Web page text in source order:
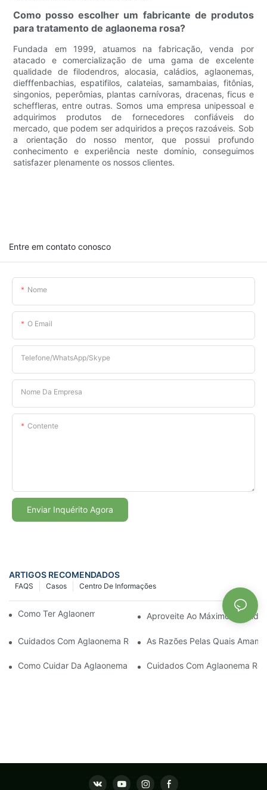
Como posso escolher um fabricante de produtos
para tratamento de aglaonema rosa?
Fundada em 1999, atuamos na fabricação, venda por
atacado e comercialização de uma gama de excelente
qualidade de filodendros, alocasia, caládios, aglaonemas,
diefffenbachias, espatifilos, calateias, samambaias, fitônias,
singonios, peperômias, plantas carnívoras, dracenas, ficus e
scheffleras, entre outras. Somos uma empresa unipessoal e
adquirimos produtos de fornecedores confiáveis ​​do
mercado, que podem ser adquiridos a preços razoáveis. Sob
a orientação do nosso mentor, que possui profundo
conhecimento e experiência neste domínio, conseguimos
satisfazer plenamente os nossos clientes.
Entre em contato conosco
Nome
O Email
Telefone/WhatsApp/Skype
Nome Da Empresa
Contente
Enviar Inquérito Agora
ARTIGOS RECOMENDADOS
Centro De Informações
Casos
FAQS
Como Ter Aglaonema Rosa GratuitamenteAproveite Ao Máximo O
Cuidados Com Aglaonema Rosa | Plantas Jovens
As Razões Pelas Quais
Como Cuidar Da Aglaonema Rosa | Youngplants
Cuidados Com Aglaonema